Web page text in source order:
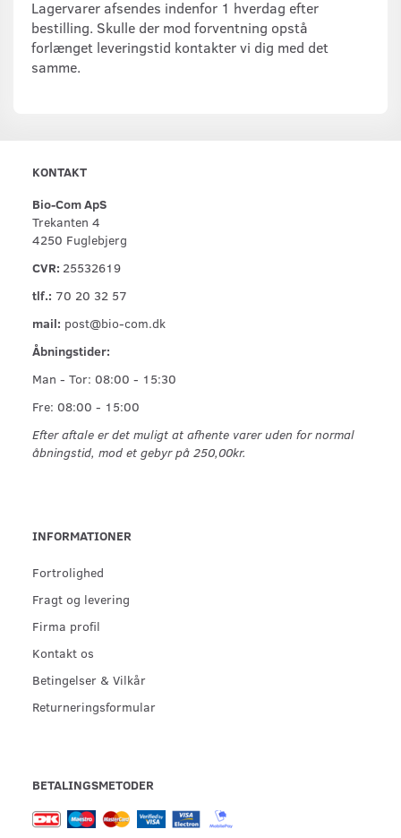
Lagervarer afsendes indenfor 1 hverdag efter
bestilling. Skulle der mod forventning opstå
forlænget leveringstid kontakter vi dig med det
samme.
KONTAKT
Bio-Com ApS
Trekanten 4
4250 Fuglebjerg
CVR: 25532619
tlf.: 70 20 32 57
mail: post@bio-com.dk
Åbningstider:
Man - Tor: 08:00 - 15:30
Fre: 08:00 - 15:00
Efter aftale er det muligt at afhente varer uden for normal
åbningstid, mod et gebyr på 250,00kr.
INFORMATIONER
Fortrolighed
Fragt og levering
Firma profil
Kontakt os
Betingelser & Vilkår
Returneringsformular
BETALINGSMETODER